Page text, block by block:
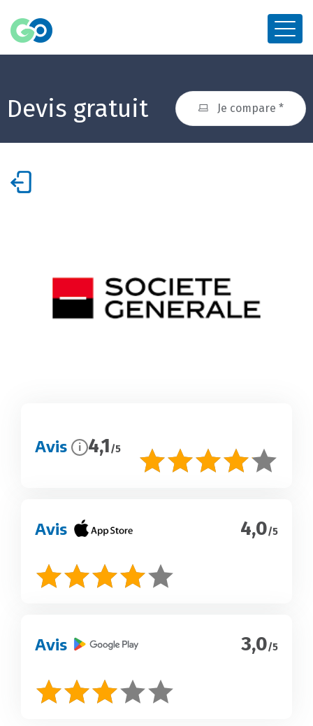
Devis gratuit Je compare *
Avis i 4,1/5
Avis 4,0/5
Avis 3,0/5